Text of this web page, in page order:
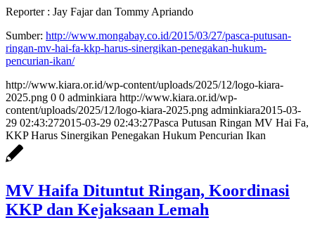
Reporter : Jay Fajar dan Tommy Apriando
Sumber: http://www.mongabay.co.id/2015/03/27/pasca-putusan-
ringan-mv-hai-fa-kkp-harus-sinergikan-penegakan-hukum-
pencurian-ikan/
http://www.kiara.or.id/wp-content/uploads/2025/12/logo-kiara-
2025.png 0 0 adminkiara http://www.kiara.or.id/wp-
content/uploads/2025/12/logo-kiara-2025.png adminkiara2015-03-
29 02:43:272015-03-29 02:43:27Pasca Putusan Ringan MV Hai Fa,
KKP Harus Sinergikan Penegakan Hukum Pencurian Ikan
MV Haifa Dituntut Ringan, Koordinasi
KKP dan Kejaksaan Lemah